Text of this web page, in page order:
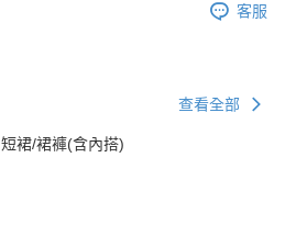
客服
查看全部
短裙/裙褲(含內搭)